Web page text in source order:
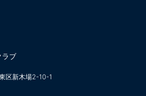
ラブ
区新木場2-10-1